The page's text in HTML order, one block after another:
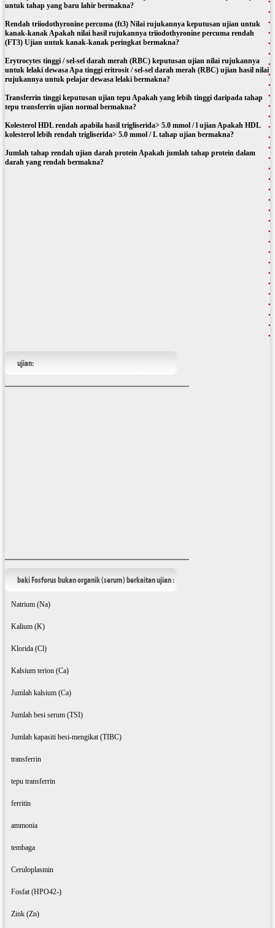
untuk tahap yang baru lahir bermakna?
Rendah triiodothyronine percuma (ft3) Nilai rujukannya keputusan ujian untuk
kanak-kanak Apakah nilai hasil rujukannya triiodothyronine percuma rendah
(FT3) Ujian untuk kanak-kanak peringkat bermakna?
Erytrocytes tinggi / sel-sel darah merah (RBC) keputusan ujian nilai rujukannya
untuk lelaki dewasa Apa tinggi eritrosit / sel-sel darah merah (RBC) ujian hasil nilai
rujukannya untuk pelajar dewasa lelaki bermakna?
Transferrin tinggi keputusan ujian tepu Apakah yang lebih tinggi daripada tahap
tepu transferrin ujian normal bermakna?
Kolesterol HDL rendah apabila hasil trigliserida> 5.0 mmol / l ujian Apakah HDL
kolesterol lebih rendah trigliserida> 5.0 mmol / L tahap ujian bermakna?
Jumlah tahap rendah ujian darah protein Apakah jumlah tahap protein dalam
darah yang rendah bermakna?
ujian:
baki Fosforus bukan organik (serum) berkaitan ujian :
Natrium (Na)
Kalium (K)
Klorida (Cl)
Kalsium terion (Ca)
Jumlah kalsium (Ca)
Jumlah besi serum (TSI)
Jumlah kapasiti besi-mengikat (TIBC)
transferrin
tepu transferrin
ferritin
ammonia
tembaga
Ceruloplasmin
Fosfat (HPO42-)
Zink (Zn)